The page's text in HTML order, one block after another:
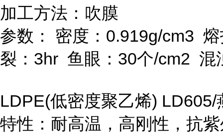
加工方法：吹膜
参数：
密度： 0.919g/cm3
裂： 3hr 鱼眼： 30个/cm2 混
LDPE(低密度聚乙烯) LD605/
特性：耐高温，高刚性，抗